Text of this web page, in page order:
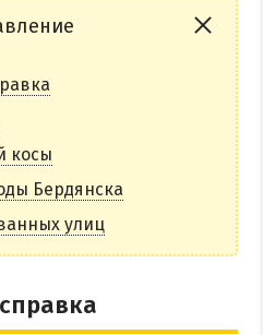
косы
Бердянска
улиц